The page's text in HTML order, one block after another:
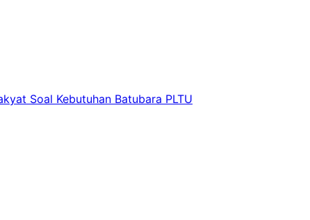
Soal Kebutuhan Batubara PLTU